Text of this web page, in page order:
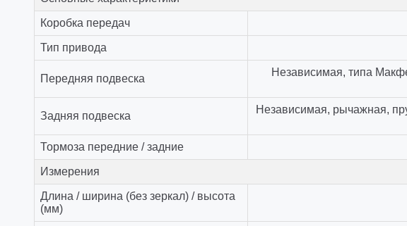
Коробка передач
Тип привода
Передняя подвеска
Независимая, типа
Задняя подвеска
Независимая, рычажная,
Тормоза передние / задние
Измерения
Длина / ширина (без зеркал) / высота
(мм)